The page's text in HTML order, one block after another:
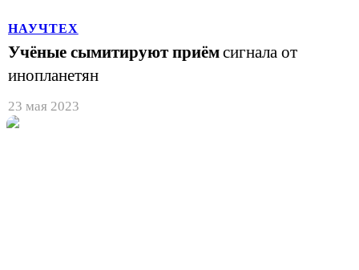
НАУЧТЕХ
Учёные сымитируют приёмсигнала от
инопланетян
23 мая 2023